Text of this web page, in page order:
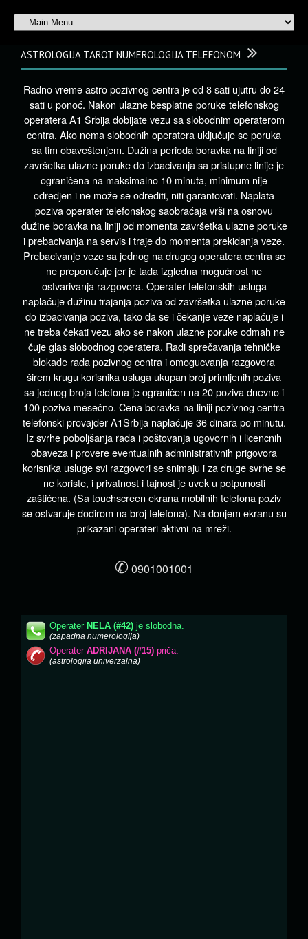
ASTROLOGIJA TAROT NUMEROLOGIJA TELEFONOM
Radno vreme astro pozivnog centra je od 8 sati ujutru do 24
sati u ponoć. Nakon ulazne besplatne poruke telefonskog
operatera A1 Srbija dobijate vezu sa slobodnim operaterom
centra. Ako nema slobodnih operatera uključuje se poruka
sa tim obaveštenjem. Dužina perioda boravka na liniji od
završetka ulazne poruke do izbacivanja sa pristupne linije je
ograničena na maksimalno 10 minuta, minimum nije
odredjen i ne može se odrediti, niti garantovati. Naplata
poziva operater telefonskog saobraćaja vrši na osnovu
dužine boravka na liniji od momenta završetka ulazne poruke
i prebacivanja na servis i traje do momenta prekidanja veze.
Prebacivanje veze sa jednog na drugog operatera centra se
ne preporučuje jer je tada izgledna mogućnost ne
ostvarivanja razgovora. Operater telefonskih usluga
naplaćuje dužinu trajanja poziva od završetka ulazne poruke
do izbacivanja poziva, tako da se i čekanje veze naplaćuje i
ne treba čekati vezu ako se nakon ulazne poruke odmah ne
čuje glas slobodnog operatera. Radi sprečavanja tehničke
blokade rada pozivnog centra i omogucvanja razgovora
širem krugu korisnika usluga ukupan broj primljenih poziva
sa jednog broja telefona je ograničen na 20 poziva dnevno i
100 poziva mesečno. Cena boravka na liniji pozivnog centra
telefonski provajder A1Srbija naplaćuje 36 dinara po minutu.
Iz svrhe poboljšanja rada i poštovanja ugovornih i licencnih
obaveza i provere eventualnih administrativnih prigovora
korisnika usluge svi razgovori se snimaju i za druge svrhe se
ne koriste, i privatnost i tajnost je uvek u potpunosti
zaštićena. (Sa touchscreen ekrana mobilnih telefona poziv
se ostvaruje dodirom na broj telefona). Na donjem ekranu su
prikazani operateri aktivni na mreži.
✆ 0901001001